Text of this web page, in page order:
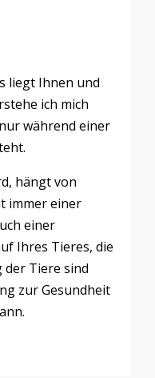
liegt Ihnen und
ich mich
während einer
hängt von
immer einer
einer
Ihres Tieres, die
der Tiere sind
zur Gesundheit